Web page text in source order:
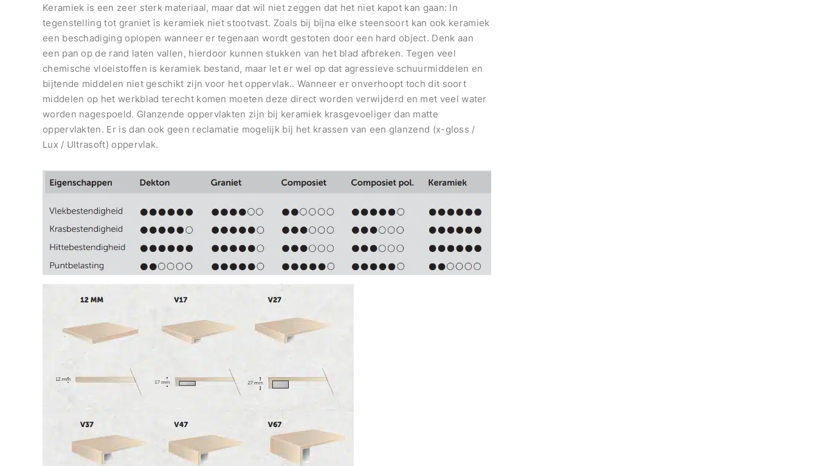
Keramiek is een zeer sterk materiaal, maar dat wil niet zeggen dat het niet kapot kan gaan: In
tegenstelling tot graniet is keramiek niet stootvast. Zoals bij bijna elke steensoort kan ook keramiek
een beschadiging oplopen wanneer er tegenaan wordt gestoten door een hard object. Denk aan
een pan op de rand laten vallen, hierdoor kunnen stukken van het blad afbreken. Tegen veel
chemische vloeistoffen is keramiek bestand, maar let er wel op dat agressieve schuurmiddelen en
bijtende middelen niet geschikt zijn voor het oppervlak.. Wanneer er onverhoopt toch dit soort
middelen op het werkblad terecht komen moeten deze direct worden verwijderd en met veel water
worden nagespoeld. Glanzende oppervlakten zijn bij keramiek krasgevoeliger dan matte
oppervlakten. Er is dan ook geen reclamatie mogelijk bij het krassen van een glanzend (x-gloss /
Lux / Ultrasoft) oppervlak.